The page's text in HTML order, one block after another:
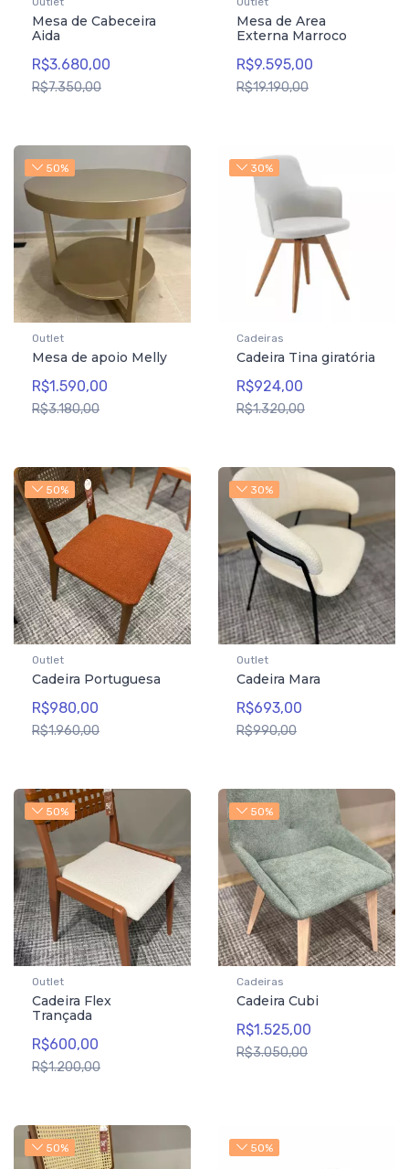
Mesa de Cabeceira
Aida
R$3.680,00
R$7.350,00
Mesa de Area
Externa Marroco
R$9.595,00
R$19.190,00
50%
Outlet
Mesa de apoio Melly
R$1.590,00
R$3.180,00
30%
Cadeiras
Cadeira Tina giratória
R$924,00
R$1.320,00
50%
Outlet
Cadeira Portuguesa
R$980,00
R$1.960,00
30%
Outlet
Cadeira Mara
R$693,00
R$990,00
50%
Outlet
Cadeira Flex
Trançada
R$600,00
R$1.200,00
50%
Cadeiras
Cadeira Cubi
R$1.525,00
R$3.050,00
50% 50%